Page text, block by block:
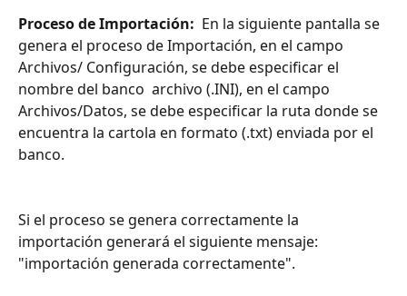
Proceso de Importación:
  En la siguiente pantalla se
genera el proceso de Importación, en el campo
Archivos/ Configuración, se debe especificar el
nombre del banco  archivo (.INI), en el campo
Archivos/Datos, se debe especificar la ruta donde se
encuentra la cartola en formato (.txt) enviada por el
banco.
Si el proceso se genera correctamente la
importación generará el siguiente mensaje:
"importación generada correctamente".